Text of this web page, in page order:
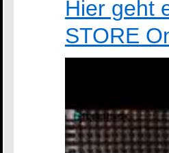
Hier geht
STORE